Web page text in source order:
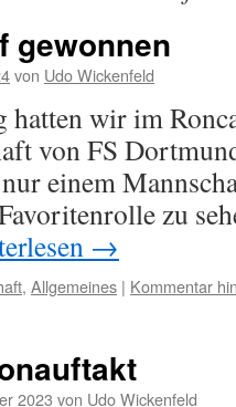
gewonnen
von Udo Wickenfeld
hatten wir im
von FS
einem
zu
→
, Allgemeines | Kommentar
2023 von Udo Wickenfeld